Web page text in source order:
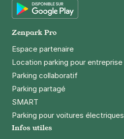
Zenpark Pro
Espace partenaire
Location parking pour entreprise
Parking collaboratif
Parking partagé
SMART
Parking pour voitures électriques
Infos utiles